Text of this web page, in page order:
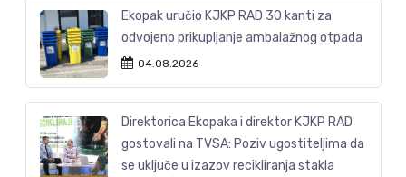
Ekopak uručio KJKP RAD 30 kanti za
odvojeno prikupljanje ambalažnog otpada
04.08.2026
Direktorica Ekopaka i direktor KJKP RAD
gostovali na TVSA: Poziv ugostiteljima da
se uključe u izazov recikliranja stakla